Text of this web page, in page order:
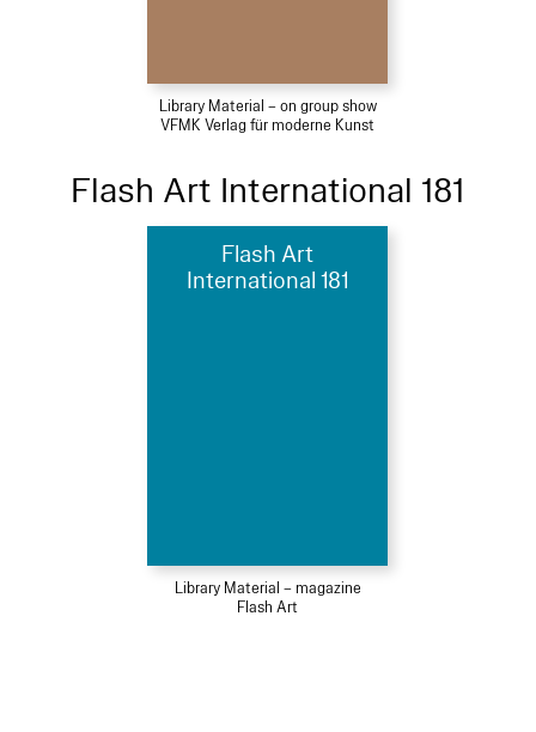
Library Material – on group show
VFMK Verlag für moderne Kunst
Flash Art International 181
Flash Art
International 181
Library Material – magazine
Flash Art